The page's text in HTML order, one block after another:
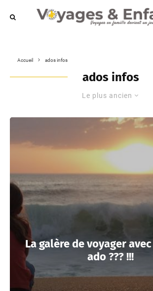
Accueil ados infos
ados infos
Le plus ancien
La galère de voyager
ado ??? !!!